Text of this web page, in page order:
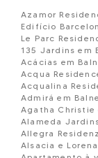
Azamor
Edifício
Le Parc
135 Jardins em
Acácias em
Acqua
Acqualina
Admirá em
Agatha Christie
Alameda
Allegra
Alsacia e